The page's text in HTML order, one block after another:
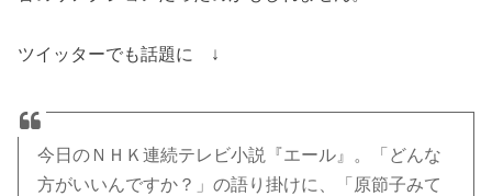
ツイッターでも話題に ↓
今日のＮＨＫ連続テレビ小説『エール』。「どんな
方がいいんですか？」の語り掛けに、「原節子みて